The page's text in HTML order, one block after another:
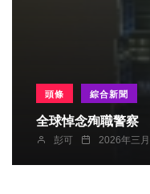
頭條 綜合新聞
全球悼念殉職警察
彭可 2026年三